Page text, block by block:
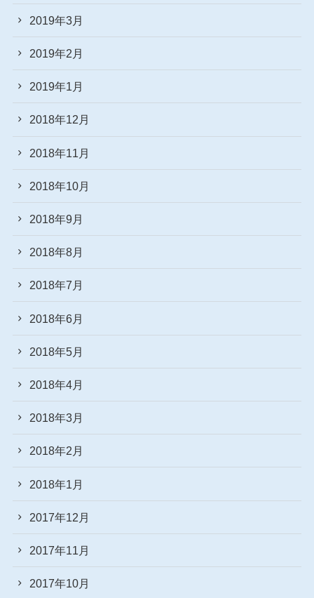
2019年3月
2019年2月
2019年1月
2018年12月
2018年11月
2018年10月
2018年9月
2018年8月
2018年7月
2018年6月
2018年5月
2018年4月
2018年3月
2018年2月
2018年1月
2017年12月
2017年11月
2017年10月